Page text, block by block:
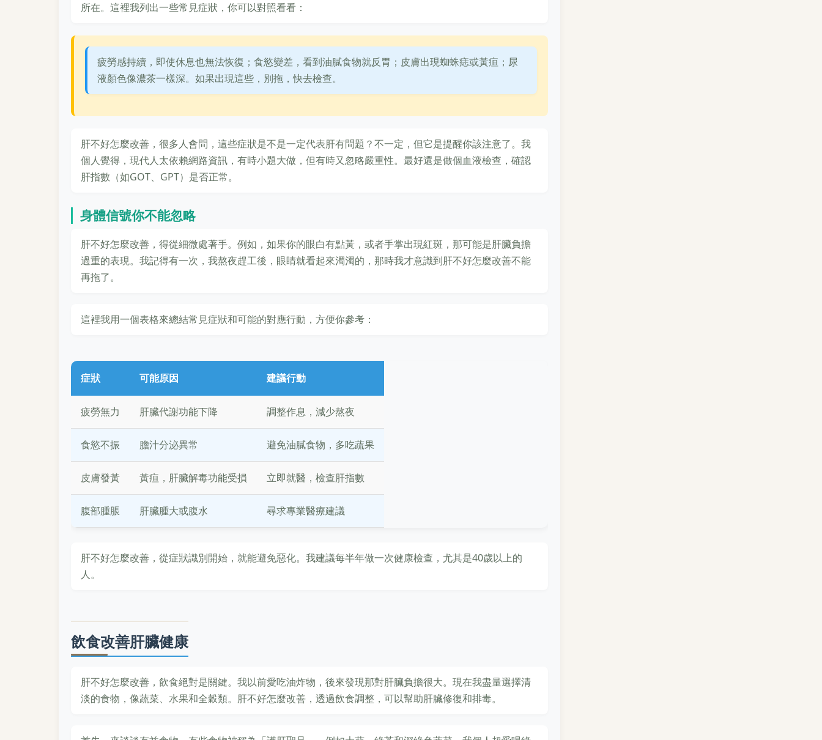
所在。這裡我列出一些常見症狀，你可以對照看看：
疲勞感持續，即使休息也無法恢復；食慾變差，看到油膩食物就反胃；皮膚出現蜘蛛痣或黃疸；尿
液顏色像濃茶一樣深。如果出現這些，別拖，快去檢查。
肝不好怎麼改善，很多人會問，這些症狀是不是一定代表肝有問題？不一定，但它是提醒你該注意了。我
個人覺得，現代人太依賴網路資訊，有時小題大做，但有時又忽略嚴重性。最好還是做個血液檢查，確認
肝指數（如GOT、GPT）是否正常。
身體信號你不能忽略
肝不好怎麼改善，得從細微處著手。例如，如果你的眼白有點黃，或者手掌出現紅斑，那可能是肝臟負擔
過重的表現。我記得有一次，我熬夜趕工後，眼睛就看起來濁濁的，那時我才意識到肝不好怎麼改善不能
再拖了。
這裡我用一個表格來總結常見症狀和可能的對應行動，方便你參考：
症狀 可能原因 建議行動
疲勞無力 肝臟代謝功能下降 調整作息，減少熬夜
食慾不振 膽汁分泌異常 避免油膩食物，多吃蔬果
皮膚發黃 黃疸，肝臟解毒功能受損 立即就醫，檢查肝指數
腹部腫脹 肝臟腫大或腹水 尋求專業醫療建議
肝不好怎麼改善，從症狀識別開始，就能避免惡化。我建議每半年做一次健康檢查，尤其是40歲以上的
人。
飲食改善肝臟健康
肝不好怎麼改善，飲食絕對是關鍵。我以前愛吃油炸物，後來發現那對肝臟負擔很大。現在我盡量選擇清
淡的食物，像蔬菜、水果和全穀類。肝不好怎麼改善，透過飲食調整，可以幫助肝臟修復和排毒。